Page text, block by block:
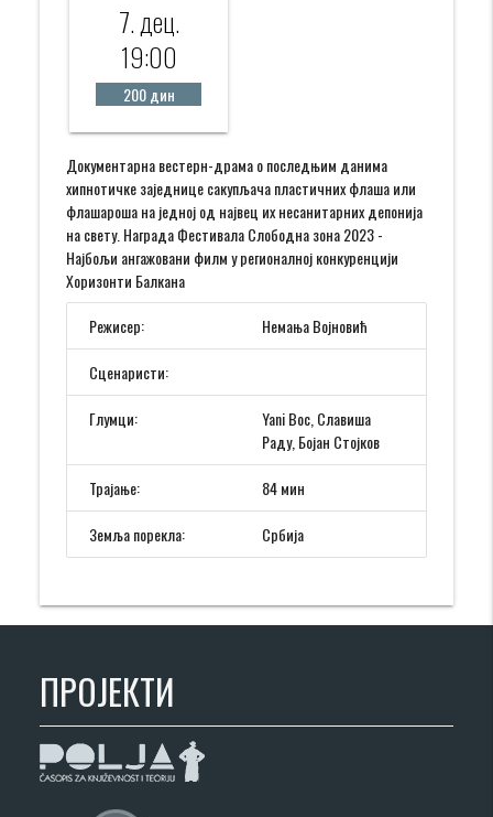
7. дец.
19:00
200 дин
Документарна вестерн-драма о последњим данима
хипнотичке заједнице сакупљача пластичних флаша или
флашароша на једној од највец их несанитарних депонија
на свету. Награда Фестивала Слободна зона 2023 -
Најбољи ангажовани филм у регионалној конкуренцији
Хоризонти Балкана
Режисер:
Немања Војновић
Сценаристи:
Глумци:
Yani Boc, Славиша
Раду, Бојан Стојков
Трајање:
84 мин
Земља порекла:
Србија
ПРОЈЕКТИ